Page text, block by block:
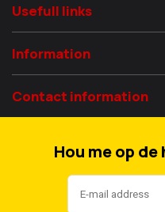
Usefull links
Information
Contact information
Hou me op